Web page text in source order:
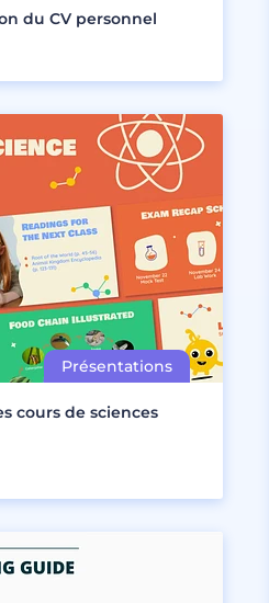
du CV personnel
cours de sciences